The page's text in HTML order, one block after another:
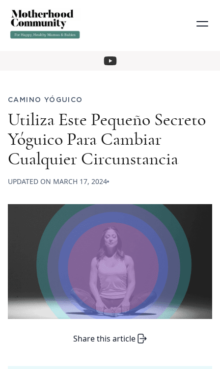
CAMINO YÓGUICO
Utiliza Este Pequeño Secreto
Yóguico Para Cambiar
Cualquier Circunstancia
UPDATED ON MARCH 17, 2024
Share this article